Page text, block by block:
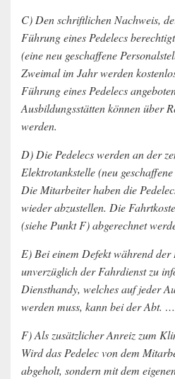
C) Den schriftlichen Nachweis,
Führung eines Pedelecs
(eine neu geschaffene
Zweimal im Jahr werden
Führung eines Pedelecs
Ausbildungsstätten können über
werden.
D) Die Pedelecs werden an der
Elektrotankstelle (neu
Die Mitarbeiter haben die
wieder abzustellen. Die
(siehe Punkt F) abgerechnet
E) Bei einem Defekt während
unverzüglich der Fahrdienst zu
Diensthandy, welches auf jeder
werden muss, kann bei der Abt.
F) Als zusätzlicher Anreiz zum
Wird das Pedelec von dem
abgeholt, sondern mit dem